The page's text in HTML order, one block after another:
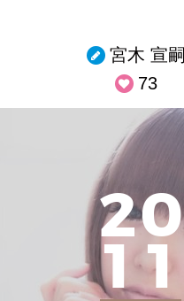
宮木 宣嗣
73
20
1 1